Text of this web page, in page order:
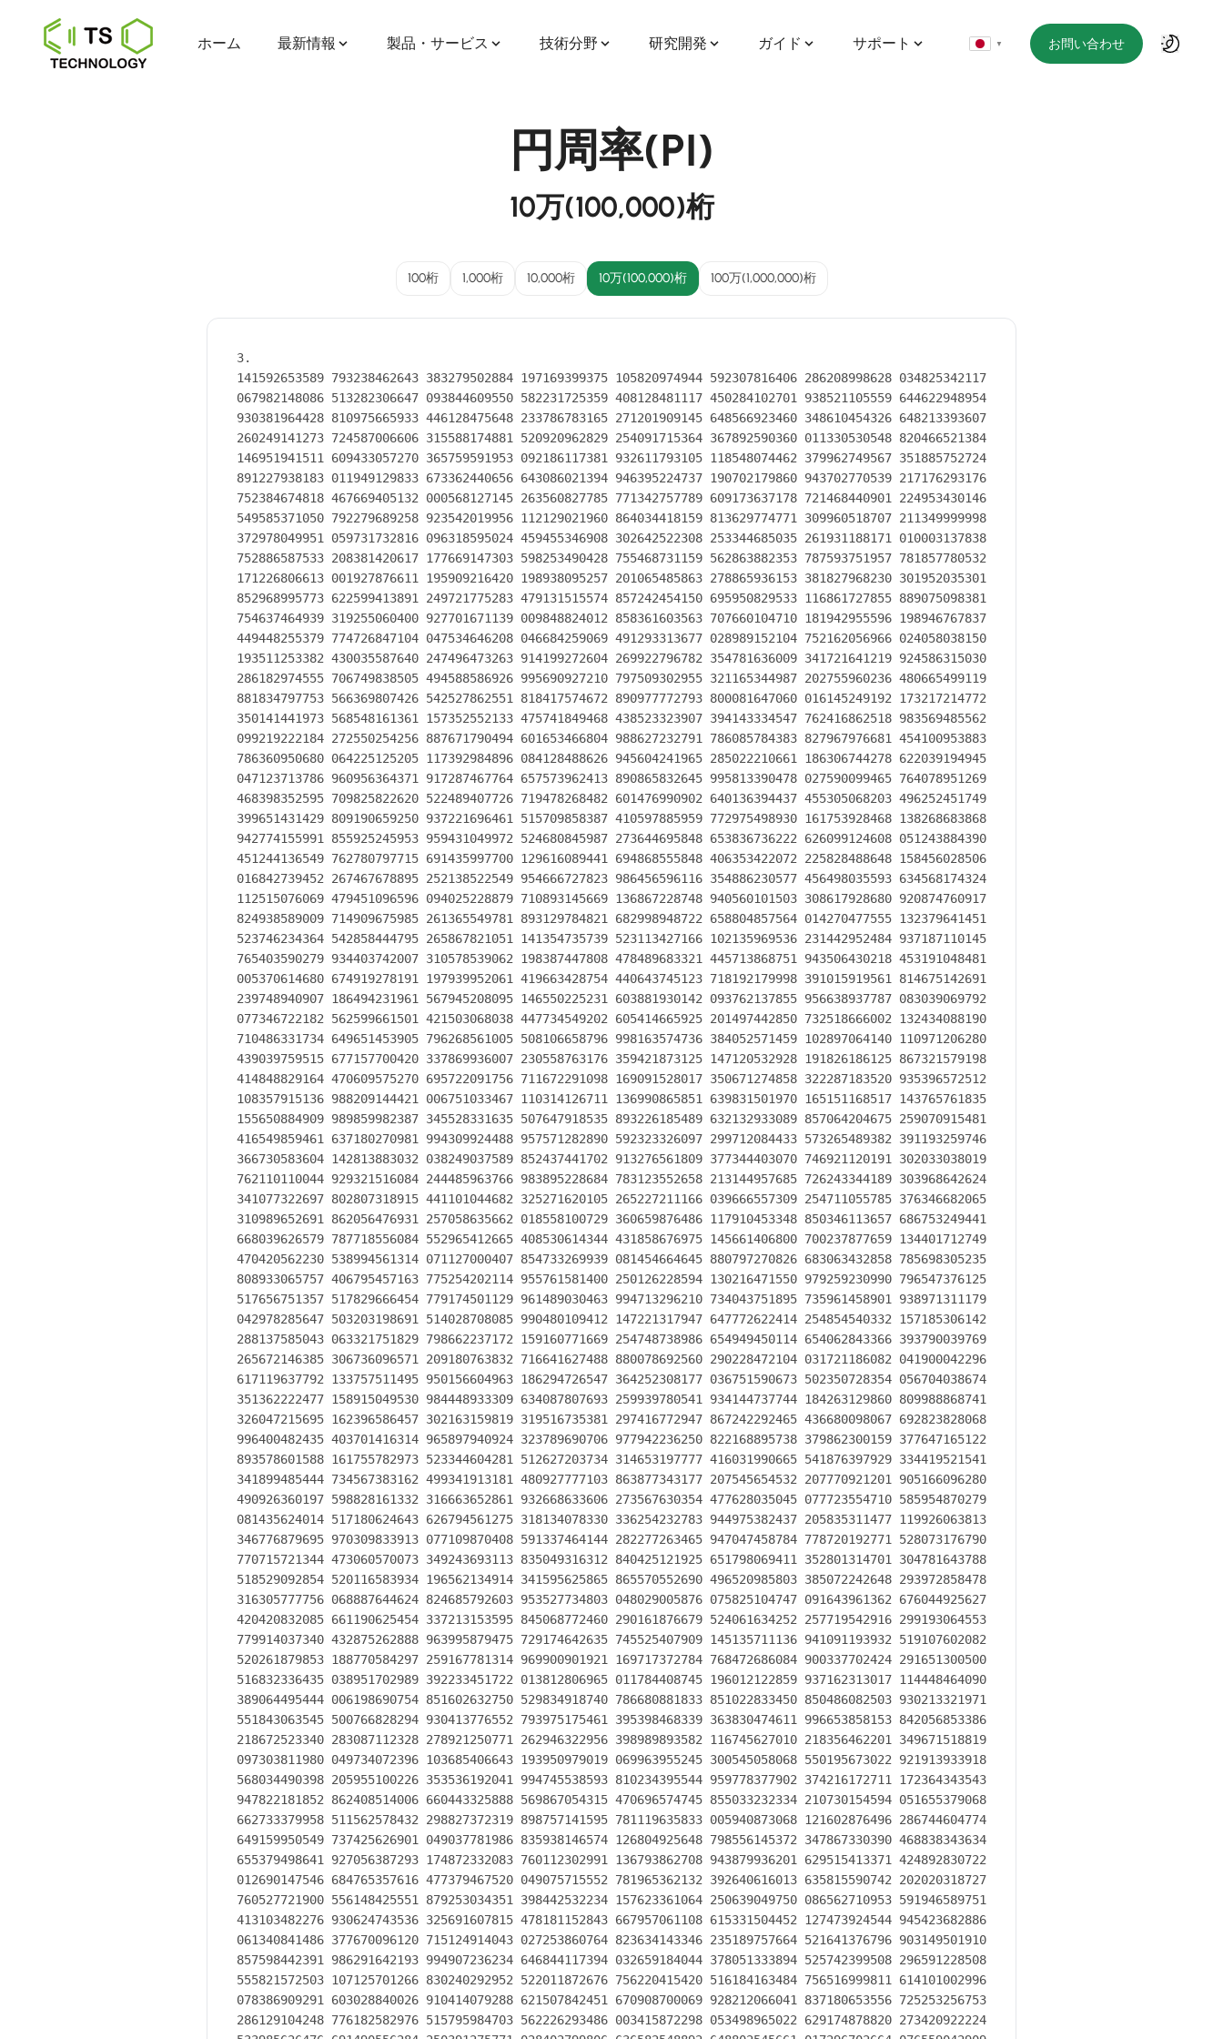
ホーム 最新情報 製品・サービス 技術分野 研究開発 ガイド サポート ▼ お問い合わせ
円周率(PI)
10万(100,000)桁
100桁 1,000桁 10,000桁 10万(100,000)桁 100万(1,000,000)桁
3.
141592653589 793238462643 383279502884 197169399375 105820974944 592307816406 286208998628 034825342117
067982148086 513282306647 093844609550 582231725359 408128481117 450284102701 938521105559 644622948954
930381964428 810975665933 446128475648 233786783165 271201909145 648566923460 348610454326 648213393607
260249141273 724587006606 315588174881 520920962829 254091715364 367892590360 011330530548 820466521384
146951941511 609433057270 365759591953 092186117381 932611793105 118548074462 379962749567 351885752724
891227938183 011949129833 673362440656 643086021394 946395224737 190702179860 943702770539 217176293176
752384674818 467669405132 000568127145 263560827785 771342757789 609173637178 721468440901 224953430146
549585371050 792279689258 923542019956 112129021960 864034418159 813629774771 309960518707 211349999998
372978049951 059731732816 096318595024 459455346908 302642522308 253344685035 261931188171 010003137838
752886587533 208381420617 177669147303 598253490428 755468731159 562863882353 787593751957 781857780532
171226806613 001927876611 195909216420 198938095257 201065485863 278865936153 381827968230 301952035301
852968995773 622599413891 249721775283 479131515574 857242454150 695950829533 116861727855 889075098381
754637464939 319255060400 927701671139 009848824012 858361603563 707660104710 181942955596 198946767837
449448255379 774726847104 047534646208 046684259069 491293313677 028989152104 752162056966 024058038150
193511253382 430035587640 247496473263 914199272604 269922796782 354781636009 341721641219 924586315030
286182974555 706749838505 494588586926 995690927210 797509302955 321165344987 202755960236 480665499119
881834797753 566369807426 542527862551 818417574672 890977772793 800081647060 016145249192 173217214772
350141441973 568548161361 157352552133 475741849468 438523323907 394143334547 762416862518 983569485562
099219222184 272550254256 887671790494 601653466804 988627232791 786085784383 827967976681 454100953883
786360950680 064225125205 117392984896 084128488626 945604241965 285022210661 186306744278 622039194945
047123713786 960956364371 917287467764 657573962413 890865832645 995813390478 027590099465 764078951269
468398352595 709825822620 522489407726 719478268482 601476990902 640136394437 455305068203 496252451749
399651431429 809190659250 937221696461 515709858387 410597885959 772975498930 161753928468 138268683868
942774155991 855925245953 959431049972 524680845987 273644695848 653836736222 626099124608 051243884390
451244136549 762780797715 691435997700 129616089441 694868555848 406353422072 225828488648 158456028506
016842739452 267467678895 252138522549 954666727823 986456596116 354886230577 456498035593 634568174324
112515076069 479451096596 094025228879 710893145669 136867228748 940560101503 308617928680 920874760917
824938589009 714909675985 261365549781 893129784821 682998948722 658804857564 014270477555 132379641451
523746234364 542858444795 265867821051 141354735739 523113427166 102135969536 231442952484 937187110145
765403590279 934403742007 310578539062 198387447808 478489683321 445713868751 943506430218 453191048481
005370614680 674919278191 197939952061 419663428754 440643745123 718192179998 391015919561 814675142691
239748940907 186494231961 567945208095 146550225231 603881930142 093762137855 956638937787 083039069792
077346722182 562599661501 421503068038 447734549202 605414665925 201497442850 732518666002 132434088190
710486331734 649651453905 796268561005 508106658796 998163574736 384052571459 102897064140 110971206280
439039759515 677157700420 337869936007 230558763176 359421873125 147120532928 191826186125 867321579198
414848829164 470609575270 695722091756 711672291098 169091528017 350671274858 322287183520 935396572512
108357915136 988209144421 006751033467 110314126711 136990865851 639831501970 165151168517 143765761835
155650884909 989859982387 345528331635 507647918535 893226185489 632132933089 857064204675 259070915481
416549859461 637180270981 994309924488 957571282890 592323326097 299712084433 573265489382 391193259746
366730583604 142813883032 038249037589 852437441702 913276561809 377344403070 746921120191 302033038019
762110110044 929321516084 244485963766 983895228684 783123552658 213144957685 726243344189 303968642624
341077322697 802807318915 441101044682 325271620105 265227211166 039666557309 254711055785 376346682065
310989652691 862056476931 257058635662 018558100729 360659876486 117910453348 850346113657 686753249441
668039626579 787718556084 552965412665 408530614344 431858676975 145661406800 700237877659 134401712749
470420562230 538994561314 071127000407 854733269939 081454664645 880797270826 683063432858 785698305235
808933065757 406795457163 775254202114 955761581400 250126228594 130216471550 979259230990 796547376125
517656751357 517829666454 779174501129 961489030463 994713296210 734043751895 735961458901 938971311179
042978285647 503203198691 514028708085 990480109412 147221317947 647772622414 254854540332 157185306142
288137585043 063321751829 798662237172 159160771669 254748738986 654949450114 654062843366 393790039769
265672146385 306736096571 209180763832 716641627488 880078692560 290228472104 031721186082 041900042296
617119637792 133757511495 950156604963 186294726547 364252308177 036751590673 502350728354 056704038674
351362222477 158915049530 984448933309 634087807693 259939780541 934144737744 184263129860 809988868741
326047215695 162396586457 302163159819 319516735381 297416772947 867242292465 436680098067 692823828068
996400482435 403701416314 965897940924 323789690706 977942236250 822168895738 379862300159 377647165122
893578601588 161755782973 523344604281 512627203734 314653197777 416031990665 541876397929 334419521541
341899485444 734567383162 499341913181 480927777103 863877343177 207545654532 207770921201 905166096280
490926360197 598828161332 316663652861 932668633606 273567630354 477628035045 077723554710 585954870279
081435624014 517180624643 626794561275 318134078330 336254232783 944975382437 205835311477 119926063813
346776879695 970309833913 077109870408 591337464144 282277263465 947047458784 778720192771 528073176790
770715721344 473060570073 349243693113 835049316312 840425121925 651798069411 352801314701 304781643788
518529092854 520116583934 196562134914 341595625865 865570552690 496520985803 385072242648 293972858478
316305777756 068887644624 824685792603 953527734803 048029005876 075825104747 091643961362 676044925627
420420832085 661190625454 337213153595 845068772460 290161876679 524061634252 257719542916 299193064553
779914037340 432875262888 963995879475 729174642635 745525407909 145135711136 941091193932 519107602082
520261879853 188770584297 259167781314 969900901921 169717372784 768472686084 900337702424 291651300500
516832336435 038951702989 392233451722 013812806965 011784408745 196012122859 937162313017 114448464090
389064495444 006198690754 851602632750 529834918740 786680881833 851022833450 850486082503 930213321971
551843063545 500766828294 930413776552 793975175461 395398468339 363830474611 996653858153 842056853386
218672523340 283087112328 278921250771 262946322956 398989893582 116745627010 218356462201 349671518819
097303811980 049734072396 103685406643 193950979019 069963955245 300545058068 550195673022 921913933918
568034490398 205955100226 353536192041 994745538593 810234395544 959778377902 374216172711 172364343543
947822181852 862408514006 660443325888 569867054315 470696574745 855033232334 210730154594 051655379068
662733379958 511562578432 298827372319 898757141595 781119635833 005940873068 121602876496 286744604774
649159950549 737425626901 049037781986 835938146574 126804925648 798556145372 347867330390 468838343634
655379498641 927056387293 174872332083 760112302991 136793862708 943879936201 629515413371 424892830722
012690147546 684765357616 477379467520 049075715552 781965362132 392640616013 635815590742 202020318727
760527721900 556148425551 879253034351 398442532234 157623361064 250639049750 086562710953 591946589751
413103482276 930624743536 325691607815 478181152843 667957061108 615331504452 127473924544 945423682886
061340841486 377670096120 715124914043 027253860764 823634143346 235189757664 521641376796 903149501910
857598442391 986291642193 994907236234 646844117394 032659184044 378051333894 525742399508 296591228508
555821572503 107125701266 830240292952 522011872676 756220415420 516184163484 756516999811 614101002996
078386909291 603028840026 910414079288 621507842451 670908700069 928212066041 837180653556 725253256753
286129104248 776182582976 515795984703 562226293486 003415872298 053498965022 629174878820 273420922224